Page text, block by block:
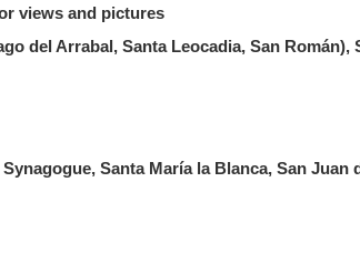
views and pictures
del Arrabal, Santa Leocadia, San
Santa María la Blanca, San Juan